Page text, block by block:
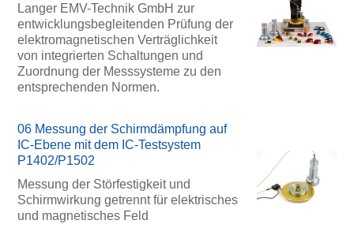
Langer EMV-Technik GmbH zur
entwicklungsbegleitenden Prüfung der
elektromagnetischen Verträglichkeit
von integrierten Schaltungen und
Zuordnung der Messsysteme zu den
entsprechenden Normen.
06 Messung der Schirmdämpfung auf
IC-Ebene mit dem IC-Testsystem
P1402/P1502
Messung der Störfestigkeit und
Schirmwirkung getrennt für elektrisches
und magnetisches Feld